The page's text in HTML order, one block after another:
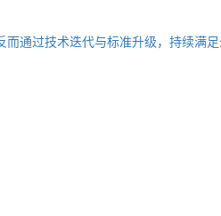
通过技术迭代与标准升级，持续满